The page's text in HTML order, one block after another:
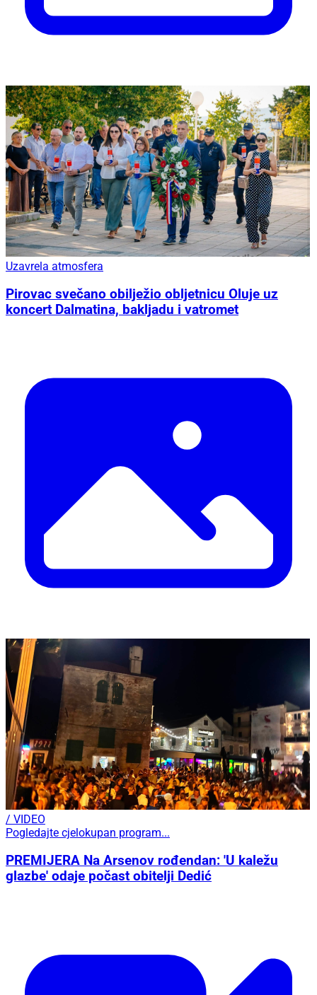
Uzavrela atmosfera
Pirovac svečano obilježio obljetnicu Oluje uz
koncert Dalmatina, bakljadu i vatromet
/ VIDEO
Pogledajte cjelokupan program...
PREMIJERA Na Arsenov rođendan: 'U kaležu
glazbe' odaje počast obitelji Dedić